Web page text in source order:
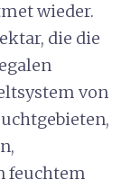
wieder.
die die
von
feuchtem